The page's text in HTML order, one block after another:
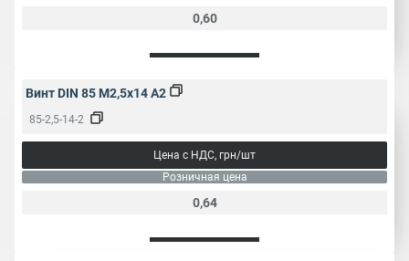
0,60
Винт DIN 85 M2,5x14 A2
85-2,5-14-2
Цена с НДС, грн/шт
Розничная цена
0,64